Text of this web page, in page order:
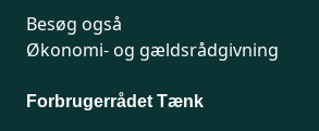
Besøg også
Økonomi- og gældsrådgivning
Forbrugerrådet Tænk